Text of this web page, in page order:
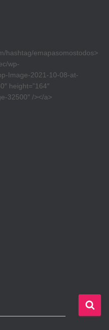
hashtag/emapasomostodos>
wp-
Image-2021-10-08-at-
height=”164″
32500″ /></a>